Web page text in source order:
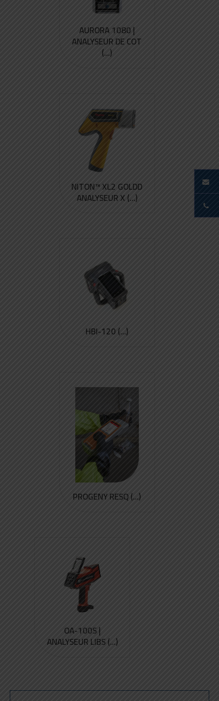
AURORA 1080 |
ANALYSEUR DE COT
(...)
NITON™ XL2 GOLDD
ANALYSEUR X (...)
HBI-120 (...)
PROGENY RESQ (...)
OA-100S |
ANALYSEUR LIBS (...)